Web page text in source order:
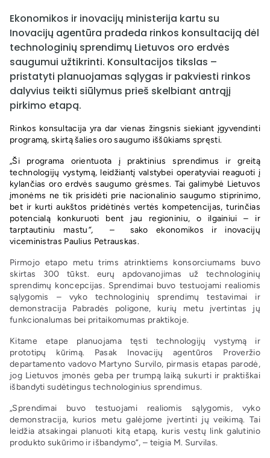
Ekonomikos ir inovacijų ministerija kartu su
Inovacijų agentūra pradeda rinkos konsultaciją dėl
technologinių sprendimų Lietuvos oro erdvės
saugumui užtikrinti. Konsultacijos tikslas –
pristatyti planuojamas sąlygas ir pakviesti rinkos
dalyvius teikti siūlymus prieš skelbiant antrąjį
pirkimo etapą.
Rinkos konsultacija yra dar vienas žingsnis siekiant įgyvendinti
programą, skirtą šalies oro saugumo iššūkiams spręsti.
„Ši programa orientuota į praktinius sprendimus ir greitą
technologijų vystymą, leidžiantį valstybei operatyviai reaguoti į
kylančias oro erdvės saugumo grėsmes. Tai galimybė Lietuvos
įmonėms ne tik prisidėti prie nacionalinio saugumo stiprinimo,
bet ir kurti aukštos pridėtinės vertės kompetencijas, turinčias
potencialą konkuruoti bent jau regioniniu, o ilgainiui – ir
tarptautiniu mastu“, – sako ekonomikos ir inovacijų
viceministras Paulius Petrauskas.
Pirmojo etapo metu trims atrinktiems konsorciumams buvo
skirtas 300 tūkst. eurų apdovanojimas už technologinių
sprendimų koncepcijas. Sprendimai buvo testuojami realiomis
sąlygomis – vyko technologinių sprendimų testavimai ir
demonstracija Pabradės poligone, kurių metu įvertintas jų
funkcionalumas bei pritaikomumas praktikoje.
Kitame etape planuojama tęsti technologijų vystymą ir
prototipų kūrimą. Pasak Inovacijų agentūros Proveržio
departamento vadovo Martyno Survilo, pirmasis etapas parodė,
jog Lietuvos įmonės geba per trumpą laiką sukurti ir praktiškai
išbandyti sudėtingus technologinius sprendimus.
„Sprendimai buvo testuojami realiomis sąlygomis, vyko
demonstracija, kurios metu galėjome įvertinti jų veikimą. Tai
leidžia atsakingai planuoti kitą etapą, kuris vestų link galutinio
produkto sukūrimo ir išbandymo“, – teigia M. Survilas.